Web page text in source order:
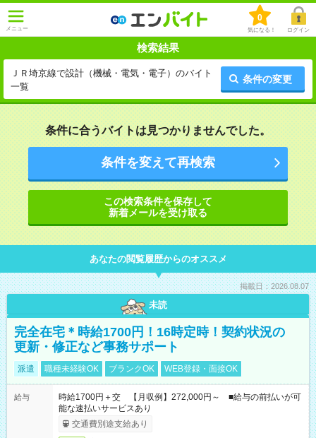
メニュー
0
気になる！ ログイン
検索結果
ＪＲ埼京線で設計（機械・電気・電子）のバイト
一覧
条件の変更
条件に合うバイトは見つかりませんでした。
条件を変えて再検索
この検索条件を保存して
新着メールを受け取る
あなたの閲覧履歴からのオススメ
掲載日：2026.08.07
未読
完全在宅＊時給1700円！16時定時！契約状況の
更新・修正など事務サポート
派遣 職種未経験OK ブランクOK WEB登録・面接OK
給与
時給1700円＋交 【月収例】272,000円～ ■給与の前払いが可
能な速払いサービスあり
交通費別途支給あり